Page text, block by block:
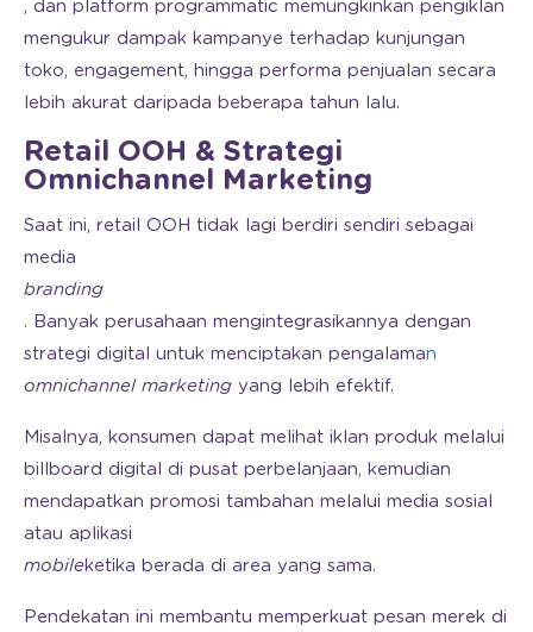
, dan platform programmatic memungkinkan pengiklan
mengukur dampak kampanye terhadap kunjungan
toko, engagement, hingga performa penjualan secara
lebih akurat daripada beberapa tahun lalu.
Retail OOH & Strategi
Omnichannel Marketing
Saat ini, retail OOH tidak lagi berdiri sendiri sebagai
media
branding
. Banyak perusahaan mengintegrasikannya dengan
strategi digital untuk menciptakan pengalaman
omnichannel marketing yang lebih efektif.
Misalnya, konsumen dapat melihat iklan produk melalui
billboard digital di pusat perbelanjaan, kemudian
mendapatkan promosi tambahan melalui media sosial
atau aplikasi
mobileketika berada di area yang sama.
Pendekatan ini membantu memperkuat pesan merek di